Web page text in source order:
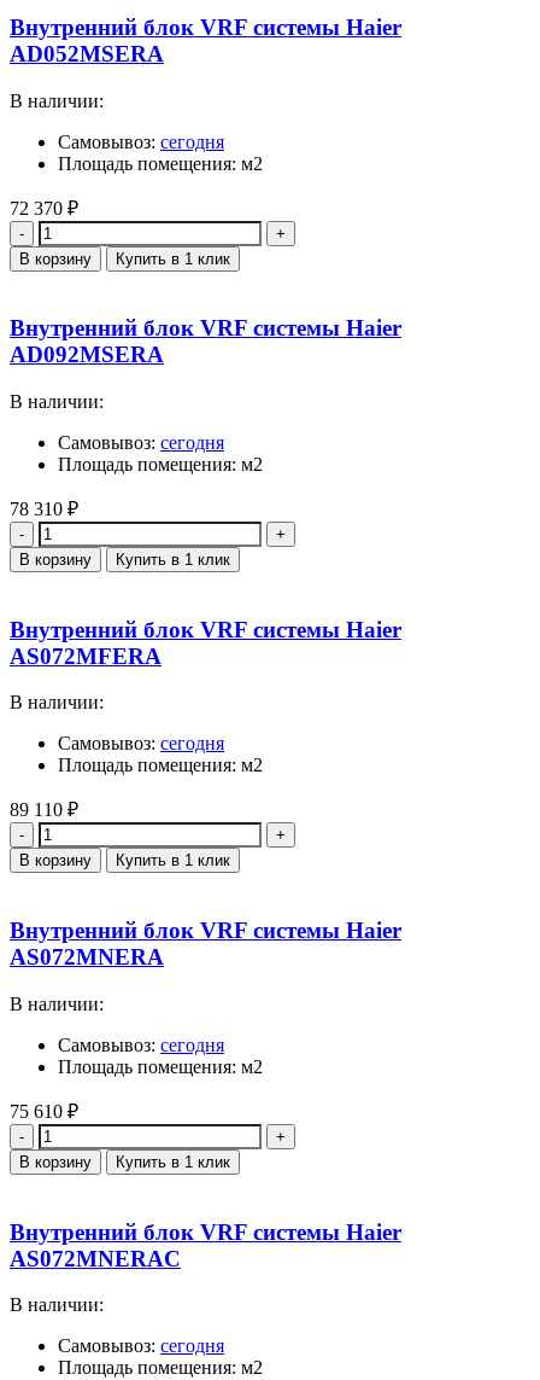
Внутренний блок VRF системы Haier
AD052MSERA
В наличии:
Самовывоз: сегодня
Площадь помещения: м2
72 370 ₽
Количество
В корзину Купить в 1 клик
Внутренний блок VRF системы Haier
AD092MSERA
В наличии:
Самовывоз: сегодня
Площадь помещения: м2
78 310 ₽
Количество
В корзину Купить в 1 клик
Внутренний блок VRF системы Haier
AS072MFERA
В наличии:
Самовывоз: сегодня
Площадь помещения: м2
89 110 ₽
Количество
В корзину Купить в 1 клик
Внутренний блок VRF системы Haier
AS072MNERA
В наличии:
Самовывоз: сегодня
Площадь помещения: м2
75 610 ₽
Количество
В корзину Купить в 1 клик
Внутренний блок VRF системы Haier
AS072MNERAC
В наличии:
Самовывоз: сегодня
Площадь помещения: м2